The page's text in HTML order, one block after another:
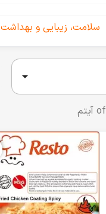
سلامت، زیبایی و بهداشت
